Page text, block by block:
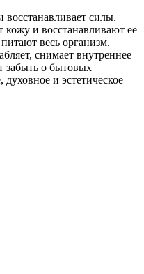
силы.
и восстанавливают ее
весь организм.
снимает внутреннее
забыть о бытовых
и эстетическое